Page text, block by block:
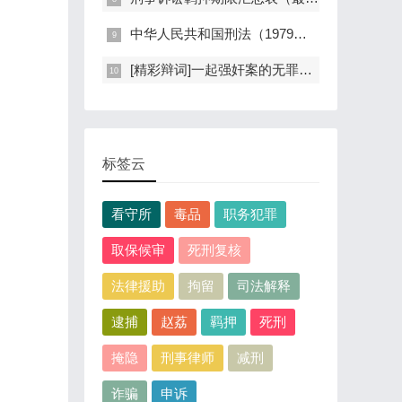
中华人民共和国刑法（1979年版）
[精彩辩词]一起强奸案的无罪辩护：孤证不能定案，自愿不是强奸
标签云
看守所 毒品 职务犯罪
取保候审 死刑复核
法律援助 拘留 司法解释
逮捕 赵荔 羁押 死刑
掩隐 刑事律师 减刑
诈骗 申诉